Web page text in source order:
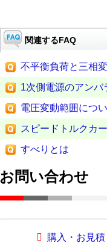
関連するFAQ
不平衡負荷と三相
1次側電源のアンバ
電圧変動範囲につ
スピードトルクカ
すべりとは
お問い合わせ
購入・お見